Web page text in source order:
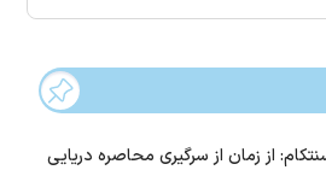
از زمان از سرگیری محاصره دریایی